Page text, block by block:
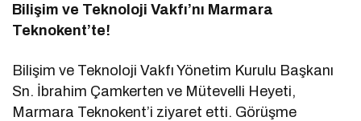
Bilişim ve Teknoloji Vakfı’nı Marmara
Teknokent’te!
Bilişim ve Teknoloji Vakfı Yönetim Kurulu Başkanı
Sn. İbrahim Çamkerten ve Mütevelli Heyeti,
Marmara Teknokent’i ziyaret etti. Görüşme